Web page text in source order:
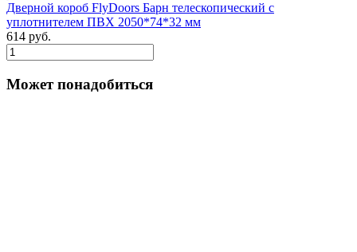
Дверной короб FlyDoors Барн телескопический с
уплотнителем ПВХ 2050*74*32 мм
614 руб.
Может понадобиться